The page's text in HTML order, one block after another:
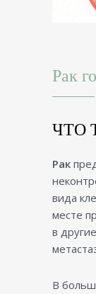
Рак
ЧТО
Рак
вида
месте
в
В